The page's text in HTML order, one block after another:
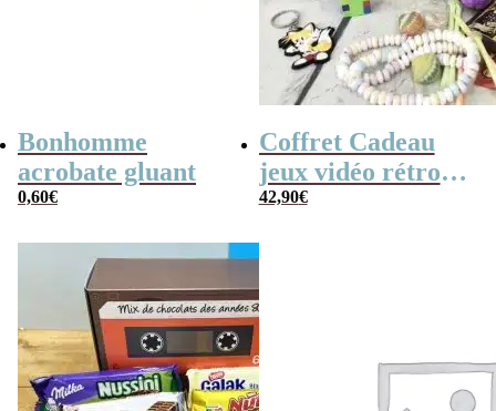
Bonhomme
acrobate gluant
0,60€
Coffret Cadeau
jeux vidéo rétro
(avec sa console de
42,90€